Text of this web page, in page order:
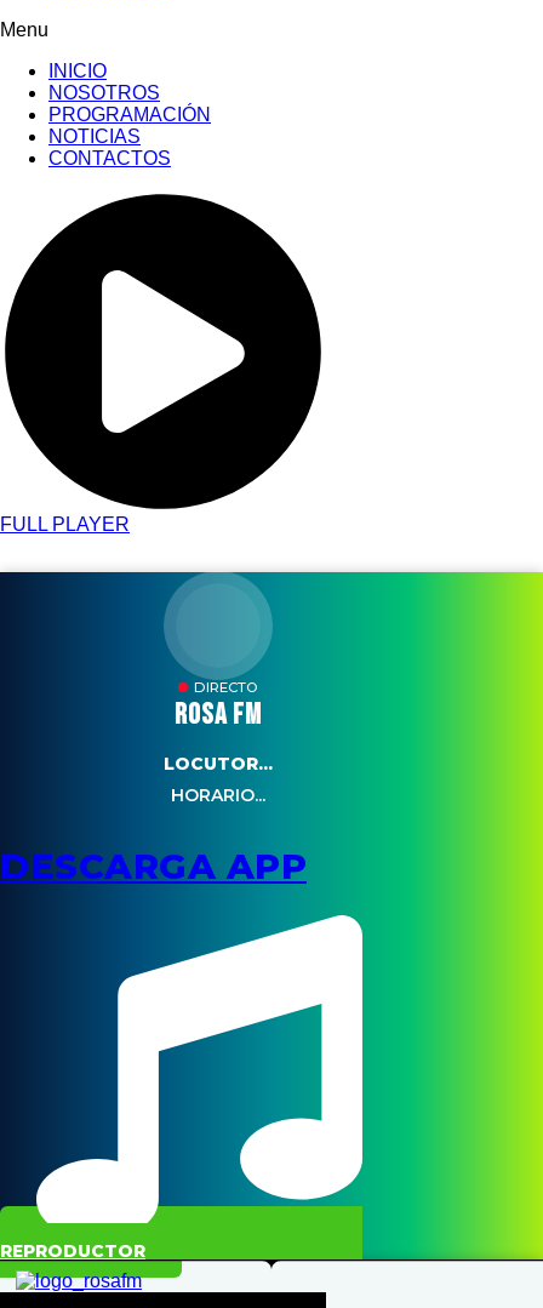
Menu
INICIO
NOSOTROS
PROGRAMACIÓN
NOTICIAS
CONTACTOS
FULL PLAYER
DIRECTO
ROSA FM
LOCUTOR...
HORARIO...
DESCARGA APP
REPRODUCTOR